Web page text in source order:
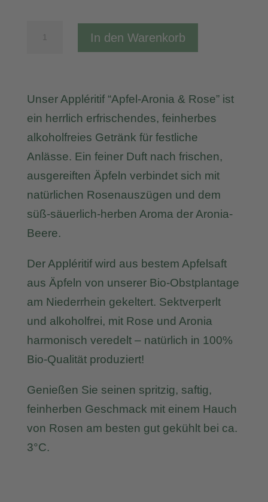
Rose
alkoholfrei
(Piccolo)
Menge
In den Warenkorb
Unser Appléritif “Apfel-Aronia & Rose” ist
ein herrlich erfrischendes, feinherbes
alkoholfreies Getränk für festliche
Anlässe. Ein feiner Duft nach frischen,
ausgereiften Äpfeln verbindet sich mit
natürlichen Rosenauszügen und dem
süß-säuerlich-herben Aroma der Aronia-
Beere.
Der Appléritif wird aus bestem Apfelsaft
aus Äpfeln von unserer Bio-Obstplantage
am Niederrhein gekeltert. Sektverperlt
und alkoholfrei, mit Rose und Aronia
harmonisch veredelt – natürlich in 100%
Bio-Qualität produziert!
Genießen Sie seinen spritzig, saftig,
feinherben Geschmack mit einem Hauch
von Rosen am besten gut gekühlt bei ca.
3°C.